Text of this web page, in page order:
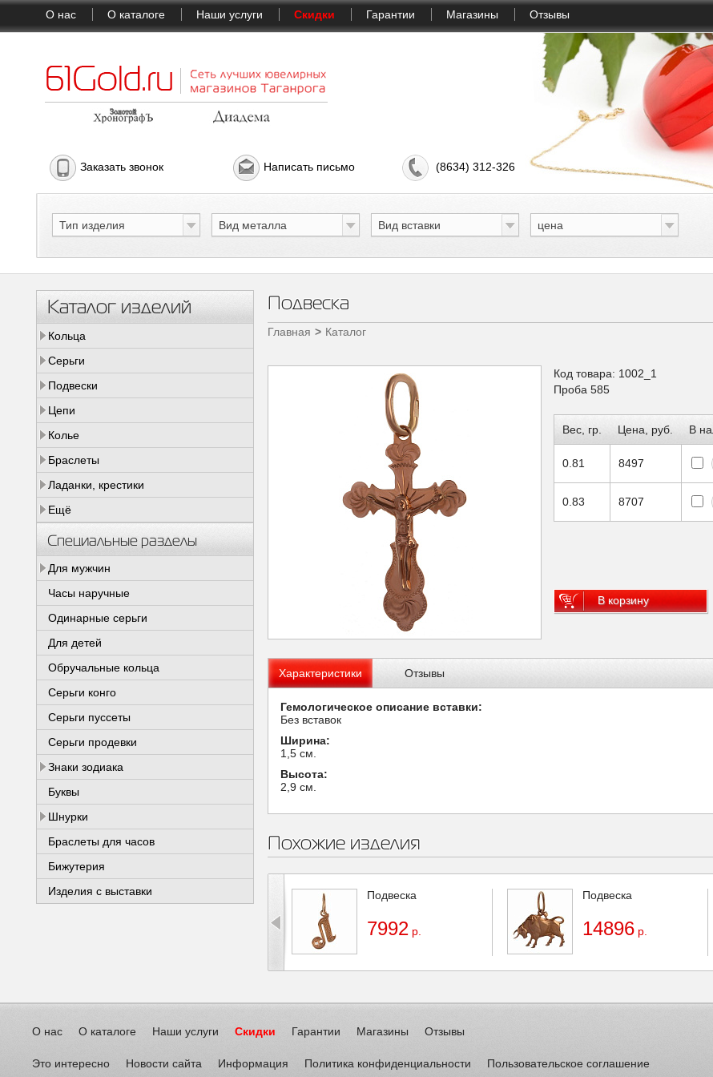
О нас О каталоге Наши услуги Скидки Гарантии Магазины Отзывы
Заказать звонок Написать письмо (8634) 312-326
Тип изделия Вид металла Вид вставки цена
Каталог изделий
Кольца
Серьги
Подвески
Цепи
Колье
Браслеты
Ладанки, крестики
Ещё
Специальные разделы
Для мужчин
Часы наручные
Одинарные серьги
Для детей
Обручальные кольца
Серьги конго
Серьги пуссеты
Серьги продевки
Знаки зодиака
Буквы
Шнурки
Браслеты для часов
Бижутерия
Изделия с выставки
Подвеска
Главная Каталог
Код товара: 1002_1
Проба 585
Вес, гр. Цена, руб. В
0.81 8497
0.83 8707
В корзину
Характеристики Отзывы
Гемологическое описание вставки:
Без вставок
Ширина:
1,5 см.
Высота:
2,9 см.
Похожие изделия
Подвеска
7992 р.
Подвеска
14896 р.
О нас О каталоге Наши услуги Скидки Гарантии Магазины Отзывы
Это интересно Новости сайта Информация Политика конфиденциальности Пользовательское соглашение